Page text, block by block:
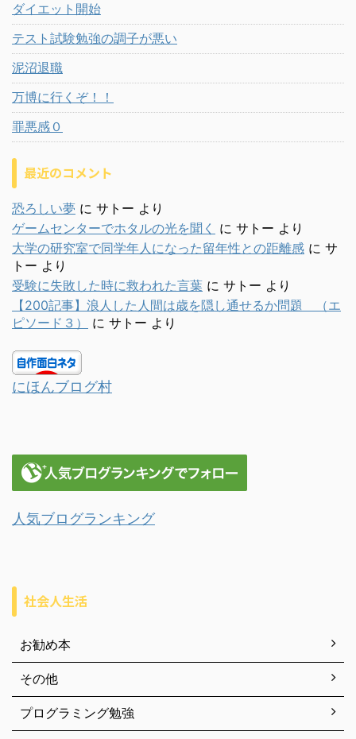
ダイエット開始
テスト試験勉強の調子が悪い
泥沼退職
万博に行くぞ！！
罪悪感０
最近のコメント
恐ろしい夢 に サトー より
ゲームセンターでホタルの光を聞く に サトー より
大学の研究室で同学年人になった留年性との距離感 に サ
トー より
受験に失敗した時に救われた言葉 に サトー より
【200記事】浪人した人間は歳を隠し通せるか問題 （エ
ピソード３）
に サトー より
にほんブログ村
人気ブログランキング
社会人生活
お勧め本
その他
プログラミング勉強